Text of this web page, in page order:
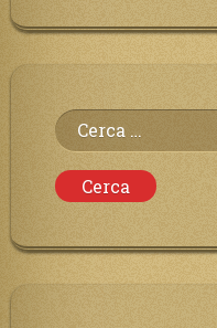
Ricerca
per: